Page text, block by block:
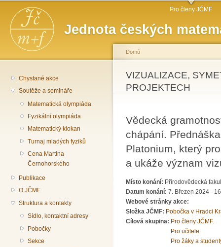
Jednota českých
Hlavní menu Pro členy JČMF
Chystané akce
Soutěže a semináře
Matematická olympiáda
Fyzikální olympiáda
Matematický klokan
Turnaj mladých fyziků
Cena Martina
Černohorského
Publikace
O JČMF
Struktura a kontakty
Sídlo, kontaktní adresy
Pobočky
Sekce
Jste zde
Domů
VIZUALIZACE,
PROJEKTECH
Vědecká
chápání.
Platonium, který
a ukáže význam
Místo konání: Přírodovědecká
Datum konání: 7. Březen 2024 -
Webové stránky akce:
Složka JČMF: Pobočka v Hradci
Cílová skupina: Pro členy JČMF.
Pro učitele.
Pro žáky a